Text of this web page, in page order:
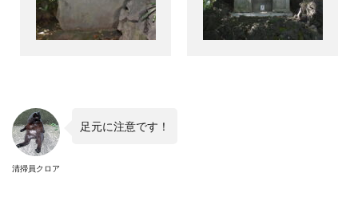
清掃員クロア
足元に注意です！